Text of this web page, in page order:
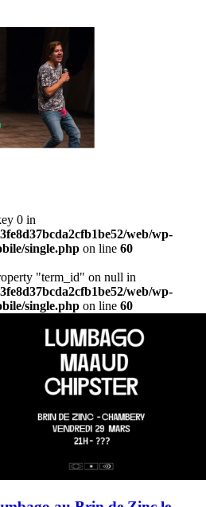
0 in
web/wp-
single.php on line 60
"term_id" on null in
web/wp-
single.php on line 60